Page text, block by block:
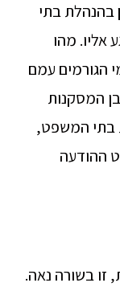
בהנהלת בתי
אליו. מהו
הגורמים עמם
המסקנות
בתי המשפט,
ההודעה
זו בשורה נאה.